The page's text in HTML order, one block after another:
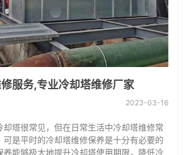
服务,专业冷却塔维修厂家
2023-03-16
却塔很常见，但在日常生活中冷却塔维修常
可是平时的冷却塔维修保养是十分有必要的
养能够极大地提升冷却塔使用期限，降低冷